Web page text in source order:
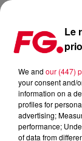
FG FRENCH
Le
We and our (447)
your consent and/
information on a
profiles for
advertising;
performance;
of data from